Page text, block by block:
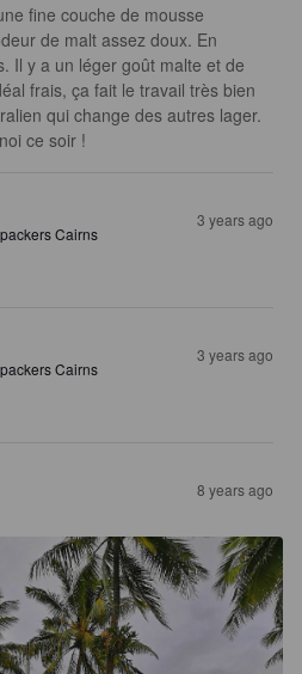
fine couche de mousse
de malt assez doux. En
Il y a un léger goût malte et de
frais, ça fait le travail très bien
qui change des autres lager.
ce soir !
Cairns
3 years ago
Cairns
3 years ago
8 years ago